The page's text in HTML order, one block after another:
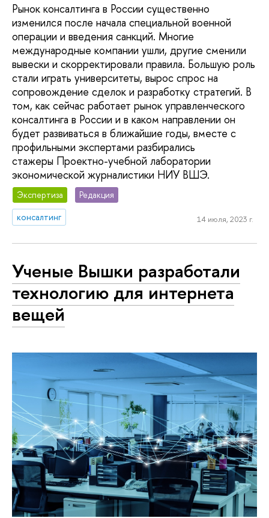
Рынок консалтинга в России существенно
изменился после начала специальной военной
операции и введения санкций. Многие
международные компании ушли, другие сменили
вывески и скорректировали правила. Большую роль
стали играть университеты, вырос спрос на
сопровождение сделок и разработку стратегий. В
том, как сейчас работает рынок управленческого
консалтинга в России и в каком направлении он
будет развиваться в ближайшие годы, вместе с
профильными экспертами разбирались
стажеры Проектно-учебной лаборатории
экономической журналистики НИУ ВШЭ.
Экспертиза
Редакция
консалтинг
14 июля, 2023 г.
Ученые Вышки разработали
технологию для интернета
вещей